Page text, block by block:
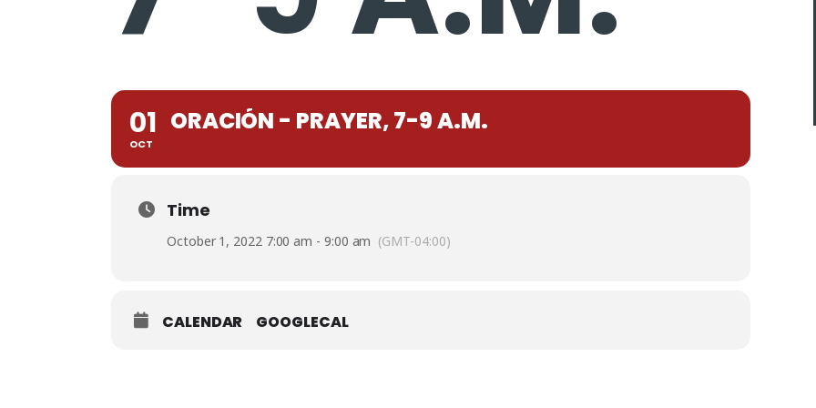
01
OCT
ORACIÓN - PRAYER, 7-9 A.M.
Time
October 1, 2022 7:00 am - 9:00 am (GMT-04:00)
CALENDAR GOOGLECAL